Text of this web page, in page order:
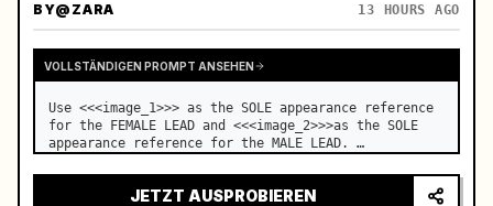
BY@ZARA 13 HOURS AGO
VOLLSTÄNDIGEN PROMPT ANSEHEN
Use <<<image_1>>> as the SOLE appearance reference
for the FEMALE LEAD and <<<image_2>>>as the SOLE
appearance reference for the MALE LEAD. …
JETZT AUSPROBIEREN